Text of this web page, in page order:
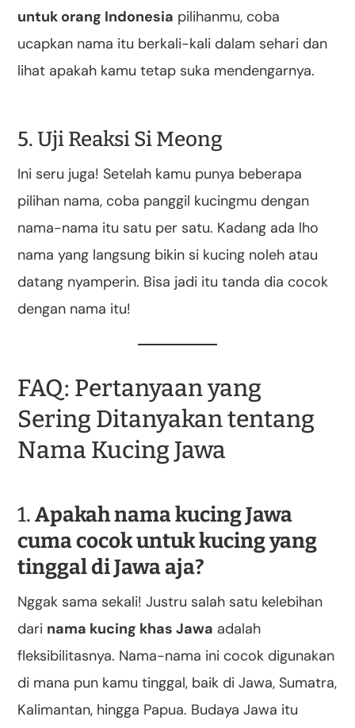
untuk orang Indonesia pilihanmu, coba
ucapkan nama itu berkali-kali dalam sehari dan
lihat apakah kamu tetap suka mendengarnya.
5. Uji Reaksi Si Meong
Ini seru juga! Setelah kamu punya beberapa
pilihan nama, coba panggil kucingmu dengan
nama-nama itu satu per satu. Kadang ada lho
nama yang langsung bikin si kucing noleh atau
datang nyamperin. Bisa jadi itu tanda dia cocok
dengan nama itu!
FAQ: Pertanyaan yang
Sering Ditanyakan tentang
Nama Kucing Jawa
1.Apakah nama kucing Jawa
cuma cocok untuk kucing yang
tinggal di Jawa aja?
Nggak sama sekali! Justru salah satu kelebihan
dari nama kucing khas Jawa adalah
fleksibilitasnya. Nama-nama ini cocok digunakan
di mana pun kamu tinggal, baik di Jawa, Sumatra,
Kalimantan, hingga Papua. Budaya Jawa itu